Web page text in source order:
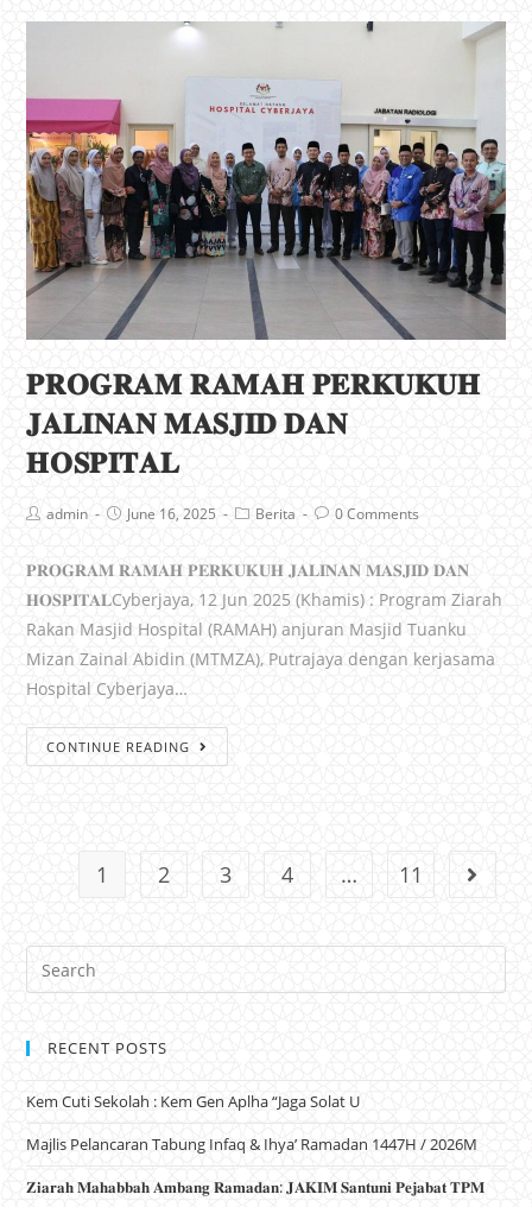
𝐏𝐑𝐎𝐆𝐑𝐀𝐌 𝐑𝐀𝐌𝐀𝐇 𝐏𝐄𝐑𝐊𝐔𝐊𝐔𝐇
𝐉𝐀𝐋𝐈𝐍𝐀𝐍 𝐌𝐀𝐒𝐉𝐈𝐃 𝐃𝐀𝐍
𝐇𝐎𝐒𝐏𝐈𝐓𝐀𝐋
admin June 16, 2025 Berita 0 Comments
𝐏𝐑𝐎𝐆𝐑𝐀𝐌 𝐑𝐀𝐌𝐀𝐇 𝐏𝐄𝐑𝐊𝐔𝐊𝐔𝐇 𝐉𝐀𝐋𝐈𝐍𝐀𝐍 𝐌𝐀𝐒𝐉𝐈𝐃 𝐃𝐀𝐍
𝐇𝐎𝐒𝐏𝐈𝐓𝐀𝐋Cyberjaya, 12 Jun 2025 (Khamis) : Program Ziarah
Rakan Masjid Hospital (RAMAH) anjuran Masjid Tuanku
Mizan Zainal Abidin (MTMZA), Putrajaya dengan kerjasama
Hospital Cyberjaya…
CONTINUE READING
1 2 3 4 … 11
RECENT POSTS
Kem Cuti Sekolah : Kem Gen Aplha “Jaga Solat U
Majlis Pelancaran Tabung Infaq & Ihya’ Ramadan 1447H / 2026M
𝐙𝐢𝐚𝐫𝐚𝐡 𝐌𝐚𝐡𝐚𝐛𝐛𝐚𝐡 𝐀𝐦𝐛𝐚𝐧𝐠 𝐑𝐚𝐦𝐚𝐝𝐚𝐧: 𝐉𝐀𝐊𝐈𝐌 𝐒𝐚𝐧𝐭𝐮𝐧𝐢 𝐏𝐞𝐣𝐚𝐛𝐚𝐭 𝐓𝐏𝐌